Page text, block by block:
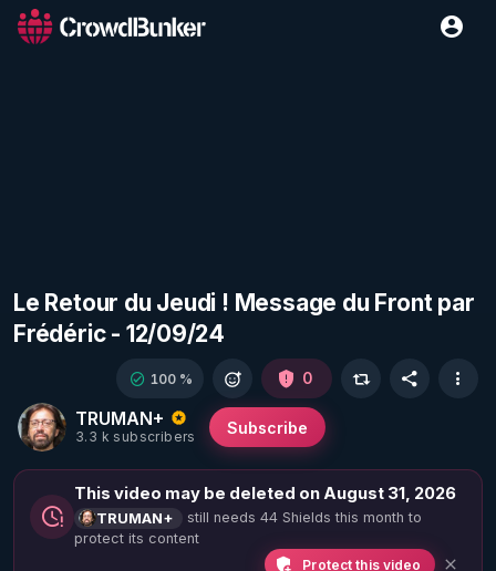
Le Retour du Jeudi ! Message du Front par
Frédéric - 12/09/24
TRUMAN+
3.3 k subscribers
Subscribe
100 % 0
This video may be deleted on August 31, 2026
TRUMAN+
still needs 44 Shields this month to
protect its content
Protect this video